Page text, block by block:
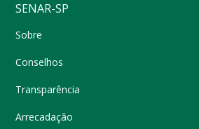
SENAR-SP
Sobre
Conselhos
Transparência
Arrecadação